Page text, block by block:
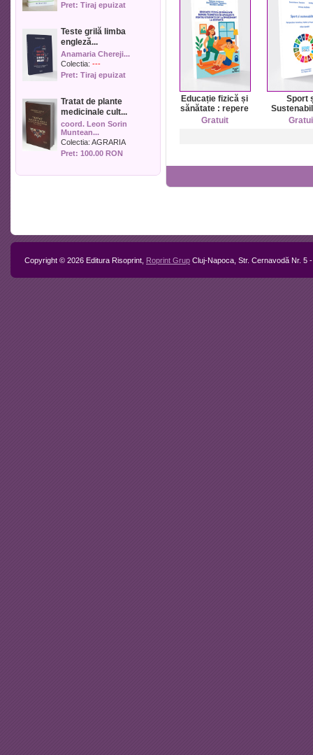
Management
Matematica
Media
Medicina umana
Medicina veterinara
Muzica
Pedagogie
Politica
Psihologie
Sport
Pret: Tiraj epuizat
Teste grilă limba
engleză...
Anamaria Chereji...
Colectia: ---
Pret: Tiraj epuizat
Tratat de plante
medicinale cult...
coord. Leon Sorin
Muntean...
Colectia: AGRARIA
Pret: 100.00 RON
Educație fizică și
sănătate : repere
teoretice și
Gratuit
Sport
Copyright © 2026 Editura Risoprint, Roprint Grup Cluj-Napoca, Str. Cernavodă Nr. 5